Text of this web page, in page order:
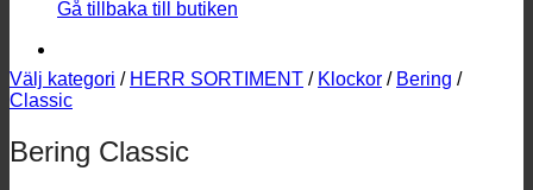
Gå tillbaka till butiken
Välj kategori / HERR SORTIMENT / Klockor / Bering /
Classic
Bering Classic